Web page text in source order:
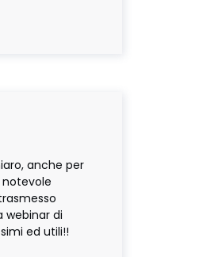
anche per
webinar di
ed utili!!